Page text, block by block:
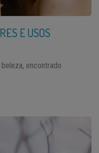
E USOS
encontrado